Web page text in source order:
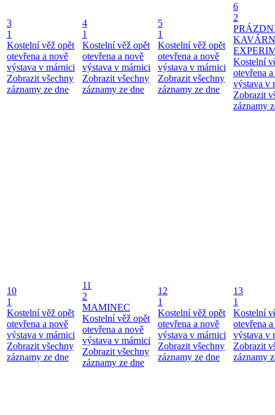
3
1
Kostelní věž opět
otevřena a nově
výstava v márnici
Zobrazit všechny
záznamy ze dne
4
1
Kostelní věž opět
otevřena a nově
výstava v márnici
Zobrazit všechny
záznamy ze dne
5
1
Kostelní věž opět
otevřena a nově
výstava v márnici
Zobrazit všechny
záznamy ze dne
6
2
Kostelní
otevřena
výstava v
Zobrazit
záznamy
10
1
Kostelní věž opět
otevřena a nově
výstava v márnici
Zobrazit všechny
záznamy ze dne
11
2
MAMINEC
Kostelní věž opět
otevřena a nově
výstava v márnici
Zobrazit všechny
záznamy ze dne
12
1
Kostelní věž opět
otevřena a nově
výstava v márnici
Zobrazit všechny
záznamy ze dne
13
1
Kostelní
otevřena
výstava v
Zobrazit
záznamy